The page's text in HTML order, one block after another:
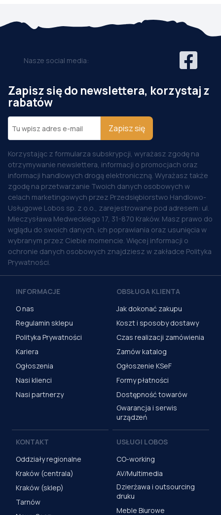
Nasze social media:
Zapisz się do newslettera, korzystaj z
rabatów
Zapisz się
Korzystając z formularza subskrypcji, wyrażasz zgodę na
otrzymywanie newslettera, informacji o promocjach oraz
informacji handlowych drogą elektroniczną. Wyrażasz także
zgodę na przetwarzanie Twoich danych osobowych w
celach marketingowych przez Przedsiębiorstwo Handlowo-
Usługowe Lobos sp. z o.o., zarejestrowane pod adresem: ul.
Mieczysława Medweckiego 17, 31-870 Kraków. Masz prawo do
wglądu do swoich danych, ich poprawiania oraz usunięcia w
wybranym przez Ciebie momencie. Więcej informacji o
ochronie danych osobowych znajdziesz w zakładce Polityka
Prywatności.
INFORMACJE
O nas
Regulamin sklepu
Polityka Prywatności
Kariera
Ogłoszenia
Nasi klienci
Nasi partnerzy
OBSŁUGA KLIENTA
Jak dokonać zakupu
Koszt i sposoby dostawy
Czas realizacji zamówienia
Zamów katalog
Ogłoszenie KSeF
Formy płatności
Dostępność towarów
Gwarancja i serwis
urządzeń
KONTAKT
Oddziały regionalne
Kraków (centrala)
Kraków (sklep)
Tarnów
USŁUGI LOBOS
CO-working
AV/Multimedia
Dzierżawa i outsourcing
druku
Meble Biurowe